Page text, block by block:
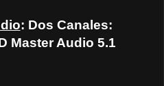
: Dos Canales:
Master Audio 5.1